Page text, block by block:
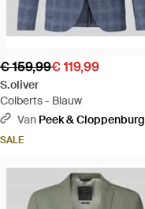
€ 159,99€ 119,99
S.oliver
Colberts - Blauw
Van Peek & Cloppenburg
SALE